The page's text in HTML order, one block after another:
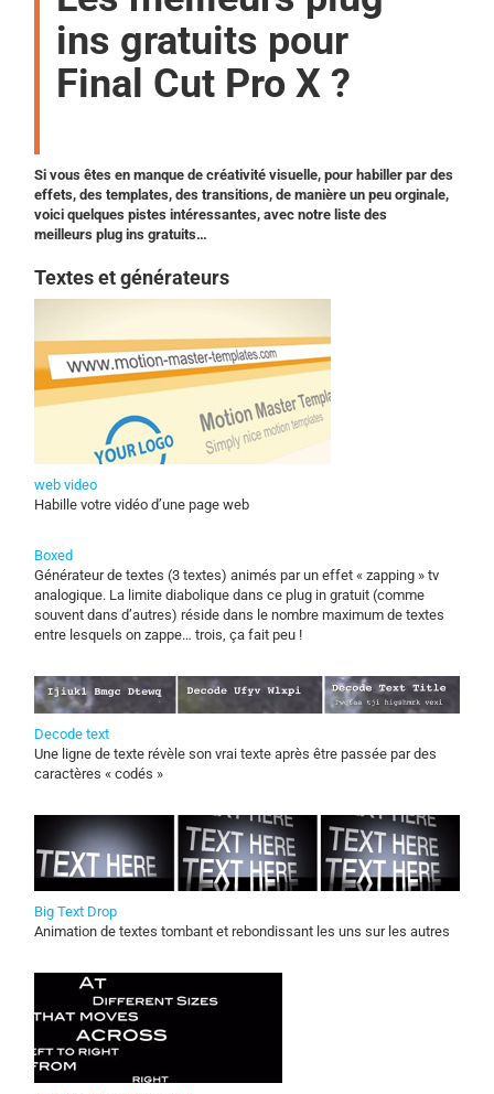
ins gratuits pour
Final Cut Pro X ?
Si vous êtes en manque de créativité visuelle, pour habiller par des
effets, des templates, des transitions, de manière un peu orginale,
voici quelques pistes intéressantes, avec notre liste des
meilleurs plug ins gratuits…
Textes et générateurs
web video
Habille votre vidéo d’une page web
Boxed
Générateur de textes (3 textes) animés par un effet « zapping » tv
analogique. La limite diabolique dans ce plug in gratuit (comme
souvent dans d’autres) réside dans le nombre maximum de textes
entre lesquels on zappe… trois, ça fait peu !
Decode text
Une ligne de texte révèle son vrai texte après être passée par des
caractères « codés »
Big Text Drop
Animation de textes tombant et rebondissant les uns sur les autres